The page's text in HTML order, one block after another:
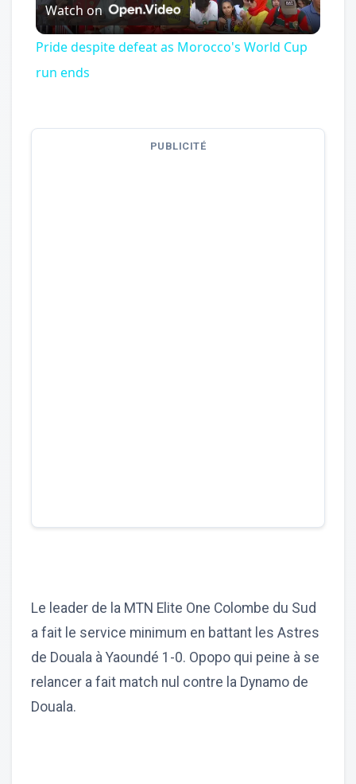
Video
Watch on
Pride despite defeat as Morocco's World Cup
run ends
PUBLICITÉ
Le leader de la MTN Elite One Colombe du Sud
a fait le service minimum en battant les Astres
de Douala à Yaoundé 1-0. Opopo qui peine à se
relancer a fait match nul contre la Dynamo de
Douala.